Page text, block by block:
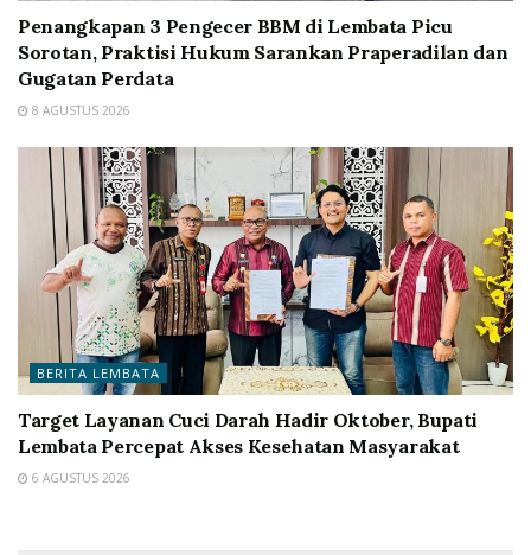
Penangkapan 3 Pengecer BBM di Lembata Picu
Sorotan, Praktisi Hukum Sarankan Praperadilan dan
Gugatan Perdata
8 AGUSTUS 2026
BERITA LEMBATA
Target Layanan Cuci Darah Hadir Oktober, Bupati
Lembata Percepat Akses Kesehatan Masyarakat
6 AGUSTUS 2026